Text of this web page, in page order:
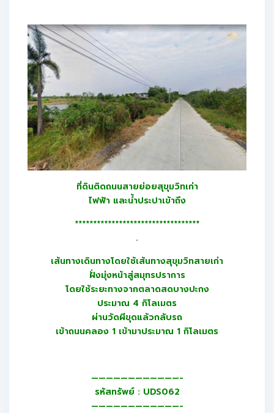
ที่ดินติดถนนสายย่อยสุขุมวิทเก่า
ไฟฟ้า และน้ำประปาเข้าถึง
**********************************
.
เส้นทางเดินทางโดยใช้เส้นทางสุขุมวิทสายเก่า
ฝั่งมุ่งหน้าสู่สมุทรปราการ
โดยใช้ระยะทางจากตลาดสดบางปะกง
ประมาณ 4 กิโลเมตร
ผ่านวัดผีขุดแล้วกลับรถ
เข้าถนนคลอง 1 เข้ามาประมาณ 1 กิโลเมตร
————————————-
รหัสทรัพย์ : UDS062
————————————-